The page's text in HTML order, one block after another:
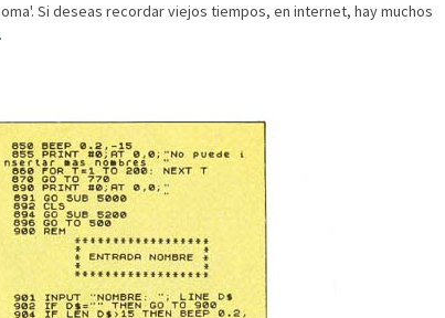
Si deseas recordar viejos tiempos, en internet, hay muchos
.